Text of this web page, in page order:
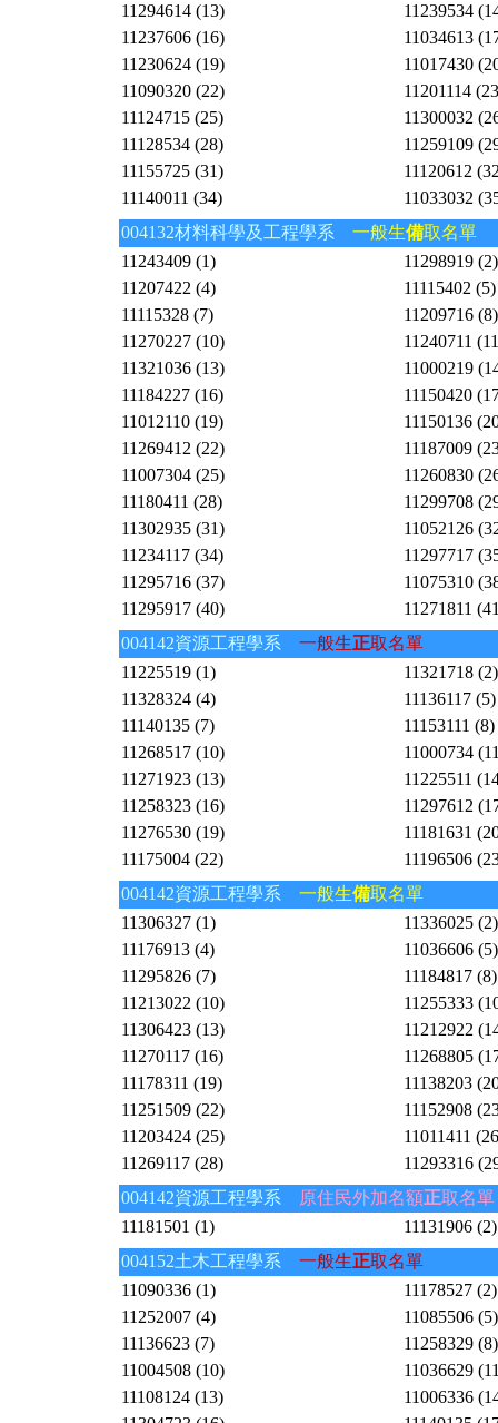
11294614 (13)
11239534
11237606 (16)
11034613
11230624 (19)
11017430
11090320 (22)
11201114
11124715 (25)
11300032
11128534 (28)
11259109
11155725 (31)
11120612
11140011 (34)
11033032
004132材料科學及工程學系
一般生備取名單
11243409 (1)
11298919 (2)
11207422 (4)
11115402 (5)
11115328 (7)
11209716 (8)
11270227 (10)
11240711
11321036 (13)
11000219
11184227 (16)
11150420
11012110 (19)
11150136
11269412 (22)
11187009
11007304 (25)
11260830
11180411 (28)
11299708
11302935 (31)
11052126
11234117 (34)
11297717
11295716 (37)
11075310
11295917 (40)
11271811
004142資源工程學系
一般生正取名單
11225519 (1)
11321718 (2)
11328324 (4)
11136117 (5)
11140135 (7)
11153111 (8)
11268517 (10)
11000734
11271923 (13)
11225511
11258323 (16)
11297612
11276530 (19)
11181631
11175004 (22)
11196506
004142資源工程學系
一般生備取名單
11306327 (1)
11336025 (2)
11176913 (4)
11036606 (5)
11295826 (7)
11184817 (8)
11213022 (10)
11255333
11306423 (13)
11212922
11270117 (16)
11268805
11178311 (19)
11138203
11251509 (22)
11152908
11203424 (25)
11011411
11269117 (28)
11293316
004142資源工程學系
原住民外加名額正取名單
11181501 (1)
11131906 (2)
004152土木工程學系
一般生正取名單
11090336 (1)
11178527 (2)
11252007 (4)
11085506 (5)
11136623 (7)
11258329 (8)
11004508 (10)
11036629
11108124 (13)
11006336